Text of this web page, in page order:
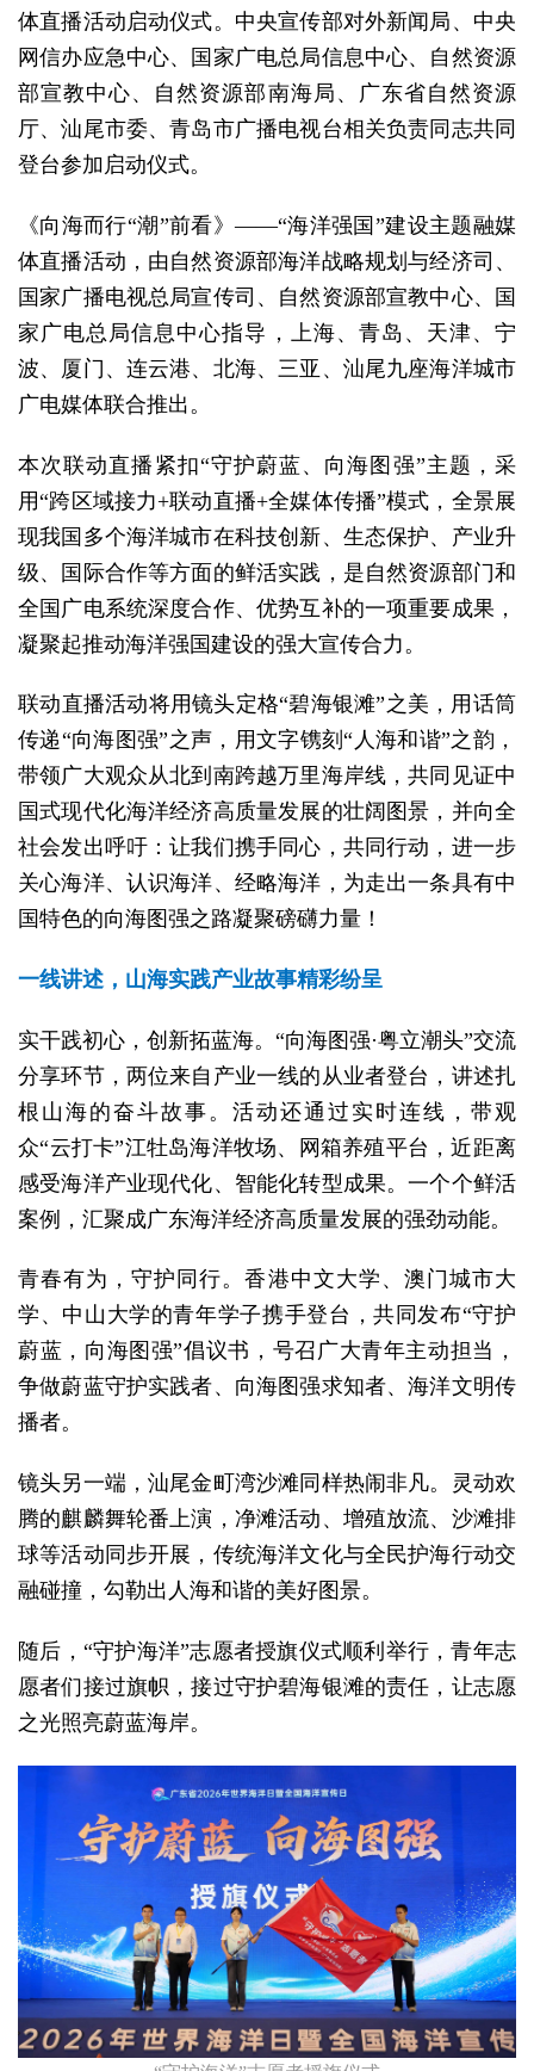
体直播活动启动仪式。中央宣传部对外新闻局、中央
网信办应急中心、国家广电总局信息中心、自然资源
部宣教中心、自然资源部南海局、广东省自然资源
厅、汕尾市委、青岛市广播电视台相关负责同志共同
登台参加启动仪式。
《向海而行“潮”前看》——“海洋强国”建设主题融媒
体直播活动，由自然资源部海洋战略规划与经济司、
国家广播电视总局宣传司、自然资源部宣教中心、国
家广电总局信息中心指导，上海、青岛、天津、宁
波、厦门、连云港、北海、三亚、汕尾九座海洋城市
广电媒体联合推出。
本次联动直播紧扣“守护蔚蓝、向海图强”主题，采
用“跨区域接力+联动直播+全媒体传播”模式，全景展
现我国多个海洋城市在科技创新、生态保护、产业升
级、国际合作等方面的鲜活实践，是自然资源部门和
全国广电系统深度合作、优势互补的一项重要成果，
凝聚起推动海洋强国建设的强大宣传合力。
联动直播活动将用镜头定格“碧海银滩”之美，用话筒
传递“向海图强”之声，用文字镌刻“人海和谐”之韵，
带领广大观众从北到南跨越万里海岸线，共同见证中
国式现代化海洋经济高质量发展的壮阔图景，并向全
社会发出呼吁：让我们携手同心，共同行动，进一步
关心海洋、认识海洋、经略海洋，为走出一条具有中
国特色的向海图强之路凝聚磅礴力量！
一线讲述，山海实践产业故事精彩纷呈
实干践初心，创新拓蓝海。“向海图强·粤立潮头”交流
分享环节，两位来自产业一线的从业者登台，讲述扎
根山海的奋斗故事。活动还通过实时连线，带观
众“云打卡”江牡岛海洋牧场、网箱养殖平台，近距离
感受海洋产业现代化、智能化转型成果。一个个鲜活
案例，汇聚成广东海洋经济高质量发展的强劲动能。
青春有为，守护同行。香港中文大学、澳门城市大
学、中山大学的青年学子携手登台，共同发布“守护
蔚蓝，向海图强”倡议书，号召广大青年主动担当，
争做蔚蓝守护实践者、向海图强求知者、海洋文明传
播者。
镜头另一端，汕尾金町湾沙滩同样热闹非凡。灵动欢
腾的麒麟舞轮番上演，净滩活动、增殖放流、沙滩排
球等活动同步开展，传统海洋文化与全民护海行动交
融碰撞，勾勒出人海和谐的美好图景。
随后，“守护海洋”志愿者授旗仪式顺利举行，青年志
愿者们接过旗帜，接过守护碧海银滩的责任，让志愿
之光照亮蔚蓝海岸。